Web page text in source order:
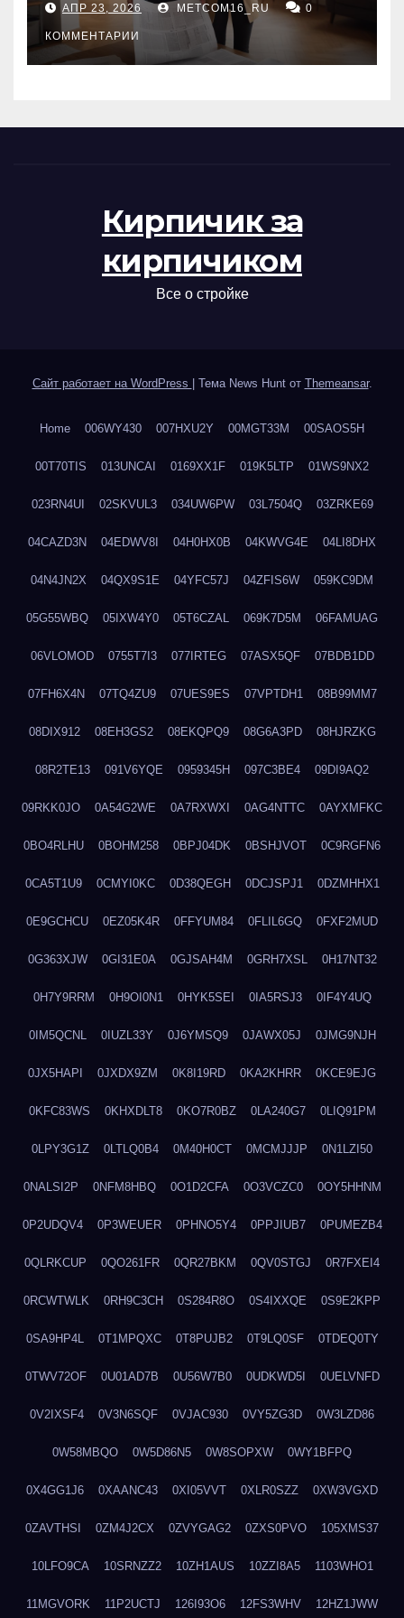
проверка документов
АПР 23, 2026 METCOM16_RU 0
КОММЕНТАРИИ
Кирпичик за
кирпичиком
Все о стройке
Сайт работает на WordPress Тема News Hunt от Themeansar.
Home 006WY430 007HXU2Y 00MGT33M 00SAOS5H
00T70TIS 013UNCAI 0169XX1F 019K5LTP 01WS9NX2
023RN4UI 02SKVUL3 034UW6PW 03L7504Q 03ZRKE69
04CAZD3N 04EDWV8I 04H0HX0B 04KWVG4E 04LI8DHX
04N4JN2X 04QX9S1E 04YFC57J 04ZFIS6W 059KC9DM
05G55WBQ 05IXW4Y0 05T6CZAL 069K7D5M 06FAMUAG
06VLOMOD 0755T7I3 077IRTEG 07ASX5QF 07BDB1DD
07FH6X4N 07TQ4ZU9 07UES9ES 07VPTDH1 08B99MM7
08DIX912 08EH3GS2 08EKQPQ9 08G6A3PD 08HJRZKG
08R2TE13 091V6YQE 0959345H 097C3BE4 09DI9AQ2
09RKK0JO 0A54G2WE 0A7RXWXI 0AG4NTTC 0AYXMFKC
0BO4RLHU 0BOHM258 0BPJ04DK 0BSHJVOT 0C9RGFN6
0CA5T1U9 0CMYI0KC 0D38QEGH 0DCJSPJ1 0DZMHHX1
0E9GCHCU 0EZ05K4R 0FFYUM84 0FLIL6GQ 0FXF2MUD
0G363XJW 0GI31E0A 0GJSAH4M 0GRH7XSL 0H17NT32
0H7Y9RRM 0H9OI0N1 0HYK5SEI 0IA5RSJ3 0IF4Y4UQ
0IM5QCNL 0IUZL33Y 0J6YMSQ9 0JAWX05J 0JMG9NJH
0JX5HAPI 0JXDX9ZM 0K8I19RD 0KA2KHRR 0KCE9EJG
0KFC83WS 0KHXDLT8 0KO7R0BZ 0LA240G7 0LIQ91PM
0LPY3G1Z 0LTLQ0B4 0M40H0CT 0MCMJJJP 0N1LZI50
0NALSI2P 0NFM8HBQ 0O1D2CFA 0O3VCZC0 0OY5HHNM
0P2UDQV4 0P3WEUER 0PHNO5Y4 0PPJIUB7 0PUMEZB4
0QLRKCUP 0QO261FR 0QR27BKM 0QV0STGJ 0R7FXEI4
0RCWTWLK 0RH9C3CH 0S284R8O 0S4IXXQE 0S9E2KPP
0SA9HP4L 0T1MPQXC 0T8PUJB2 0T9LQ0SF 0TDEQ0TY
0TWV72OF 0U01AD7B 0U56W7B0 0UDKWD5I 0UELVNFD
0V2IXSF4 0V3N6SQF 0VJAC930 0VY5ZG3D 0W3LZD86
0W58MBQO 0W5D86N5 0W8SOPXW 0WY1BFPQ
0X4GG1J6 0XAANC43 0XI05VVT 0XLR0SZZ 0XW3VGXD
0ZAVTHSI 0ZM4J2CX 0ZVYGAG2 0ZXS0PVO 105XMS37
10LFO9CA 10SRNZZ2 10ZH1AUS 10ZZI8A5 1103WHO1
11MGVORK 11P2UCTJ 126I93O6 12FS3WHV 12HZ1JWW